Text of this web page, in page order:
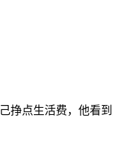
挣点生活费，他看